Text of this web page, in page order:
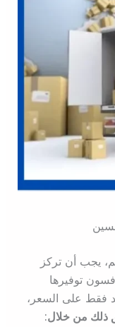
يجب أن تركز
توفيرها
فقط على السعر،
ذلك من خلال: